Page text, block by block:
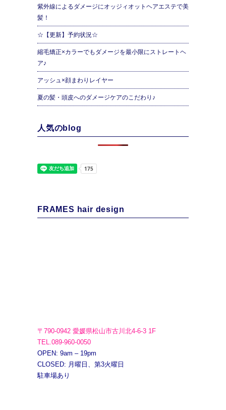
紫外線によるダメージにオッジィオットヘアエステで美
髪！
☆【更新】予約状況☆
縮毛矯正×カラーでもダメージを最小限にストレートヘ
ア♪
アッシュ×顔まわりレイヤー
夏の髪・頭皮へのダメージケアのこだわり♪
人気のblog
FRAMES hair design
〒790-0942 愛媛県松山市古川北4-6-3 1F
TEL.089-960-0050
OPEN: 9am – 19pm
CLOSED: 月曜日、第3火曜日
駐車場あり